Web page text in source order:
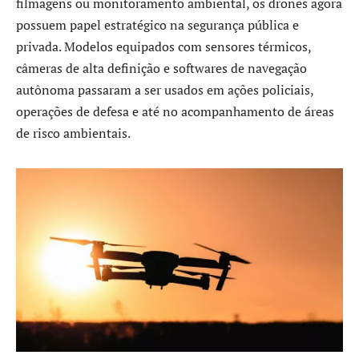
possuem papel estratégico na segurança pública e
privada. Modelos equipados com sensores térmicos,
câmeras de alta definição e softwares de navegação
autônoma passaram a ser usados em ações policiais,
operações de defesa e até no acompanhamento de áreas
de risco ambientais.